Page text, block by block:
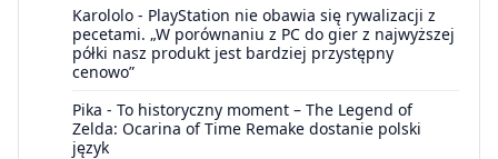
Karololo - PlayStation nie obawia się rywalizacji z
pecetami. „W porównaniu z PC do gier z najwyższej
półki nasz produkt jest bardziej przystępny
cenowo”
Pika - To historyczny moment – The Legend of
Zelda: Ocarina of Time Remake dostanie polski
język